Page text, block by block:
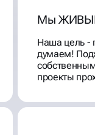
Мы
Наша цель -
думаем!
проекты